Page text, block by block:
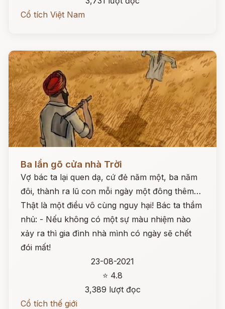
Cổ tích Việt Nam
Đọc ngay
Ba lần gõ cửa nhà Trời
Vợ bác ta lại quen dạ, cứ đẻ năm một, ba năm
đôi, thành ra lũ con mỗi ngày một đông thêm…
Thật là một điều vô cùng nguy hại! Bác ta thầm
nhủ: - Nếu không có một sự màu nhiệm nào
xảy ra thì gia đình nhà mình có ngày sẽ chết
đói mất!
23-08-2021
⭐ 4.8
3,389 lượt đọc
Cổ tích thế giới